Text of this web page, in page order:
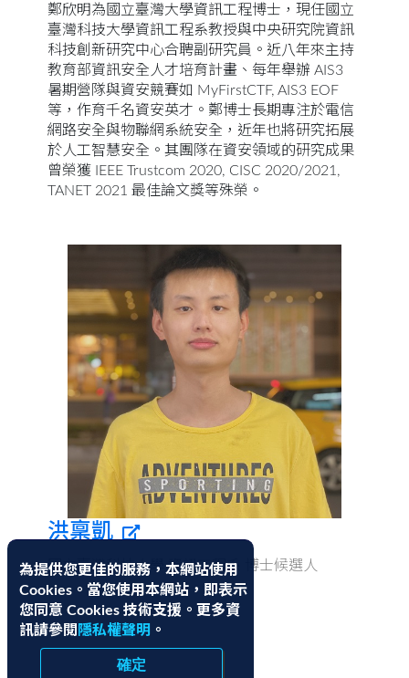
為提供您更佳的服務，本網站使用
Cookies。當您使用本網站，即表示
您同意 Cookies 技術支援。更多資
訊請參閱 隱私權聲明 。
確定
鄭欣明為國立臺灣大學資訊工程博士，現任國立
臺灣科技大學資訊工程系教授與中央研究院資訊
科技創新研究中心合聘副研究員。近八年來主持
教育部資訊安全人才培育計畫、每年舉辦 AIS3
暑期營隊與資安競賽如 MyFirstCTF, AIS3 EOF
等，作育千名資安英才。鄭博士長期專注於電信
網路安全與物聯網系統安全，近年也將研究拓展
於人工智慧安全。其團隊在資安領域的研究成果
曾榮獲 IEEE Trustcom 2020, CISC 2020/2021,
TANET 2021 最佳論文獎等殊榮。
洪稟凱
國立臺灣科技大學 資訊工程系 博士候選人